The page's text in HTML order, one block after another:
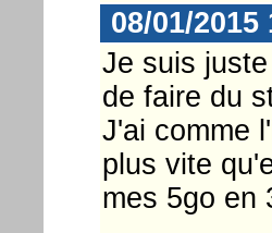
08/01/2015
Je suis
de faire du
J'ai comme
plus vite
mes 5go en